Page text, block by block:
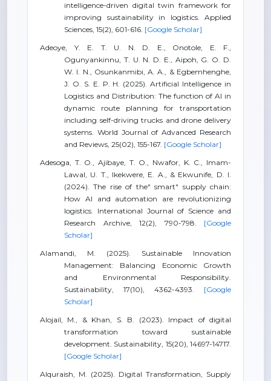
intelligence-driven digital twin framework for
improving sustainability in logistics. Applied
Sciences, 15(2), 601-616. [Google Scholar]
Adeoye, Y. E. T. U. N. D. E., Onotole, E. F.,
Ogunyankinnu, T. U. N. D. E., Aipoh, G. O. D.
W. I. N., Osunkanmibi, A. A., & Egbemhenghe,
J. O. S. E. P. H. (2025). Artificial Intelligence in
Logistics and Distribution: The function of AI in
dynamic route planning for transportation
including self-driving trucks and drone delivery
systems. World Journal of Advanced Research
and Reviews, 25(02), 155-167. [Google Scholar]
Adesoga, T. O., Ajibaye, T. O., Nwafor, K. C., Imam-
Lawal, U. T., Ikekwere, E. A., & Ekwunife, D. I.
(2024). The rise of the" smart" supply chain:
How AI and automation are revolutionizing
logistics. International Journal of Science and
Research Archive, 12(2), 790-798. [Google
Scholar]
Alamandi, M. (2025). Sustainable Innovation
Management: Balancing Economic Growth
and Environmental Responsibility.
Sustainability, 17(10), 4362-4393. [Google
Scholar]
Alojail, M., & Khan, S. B. (2023). Impact of digital
transformation toward sustainable
development. Sustainability, 15(20), 14697-14717.
[Google Scholar]
Alquraish, M. (2025). Digital Transformation, Supply